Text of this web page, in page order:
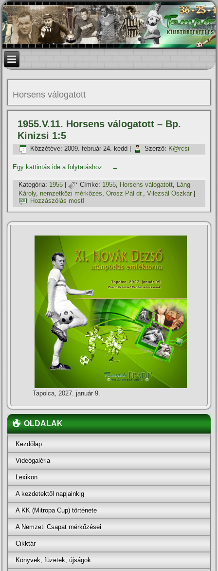
Horsens válogatott
1955.V.11. Horsens válogatott – Bp.
Kinizsi 1:5
Közzétéve: 2009. február 24. kedd Szerző: K@rcsi
Egy kattintás ide a folytatáshoz.... →
Kategória: 1955 | Címke: 1955, Horsens válogatott, Láng
Károly, nemzetközi mérkőzés,Orosz Pál dr.,Vilezsál Oszkár
Hozzászólás most!
Tapolca, 2027. január 9.
OLDALAK
Kezdőlap
Videógaléria
Lexikon
A kezdetektől napjainkig
A KK (Mitropa Cup) története
A Nemzeti Csapat mérkőzései
Cikktár
Könyvek, füzetek, újságok